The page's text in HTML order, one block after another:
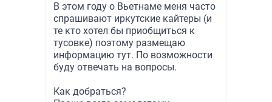
В этом году о Вьетнаме меня часто
спрашивают иркутские кайтеры (и
те кто хотел бы приобщиться к
тусовке) поэтому размещаю
информацию тут. По возможности
буду отвечать на вопросы.
Как добраться?